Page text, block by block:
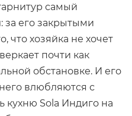
самый
за его закрытыми
что хозяйка не хочет
почти как
обстановке. И его
влюбляются с
кухню Sola Индиго на